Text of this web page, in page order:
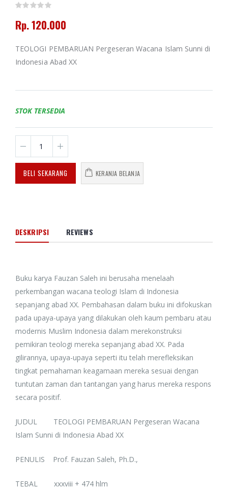
Rp. 120.000
TEOLOGI PEMBARUAN Pergeseran Wacana Islam Sunni di
Indonesia Abad XX
STOK TERSEDIA
BELI SEKARANG KERANJA BELANJA
DESKRIPSI REVIEWS
Buku karya Fauzan Saleh ini berusaha menelaah
perkembangan wacana teologi Islam di Indonesia
sepanjang abad XX. Pembahasan dalam buku ini difokuskan
pada upaya-upaya yang dilakukan oleh kaum pembaru atau
modernis Muslim Indonesia dalam merekonstruksi
pemikiran teologi mereka sepanjang abad XX. Pada
gilirannya, upaya-upaya seperti itu telah merefleksikan
tingkat pemahaman keagamaan mereka sesuai dengan
tuntutan zaman dan tantangan yang harus mereka respons
secara positif.
JUDUL TEOLOGI PEMBARUAN Pergeseran Wacana
Islam Sunni di Indonesia Abad XX
PENULIS Prof. Fauzan Saleh, Ph.D.,
TEBAL xxxviii + 474 hlm
Muhammadiyah
NASHIR;